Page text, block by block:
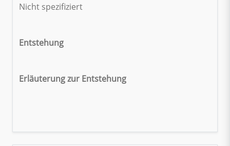
Nicht spezifiziert
Entstehung
Erläuterung zur Entstehung